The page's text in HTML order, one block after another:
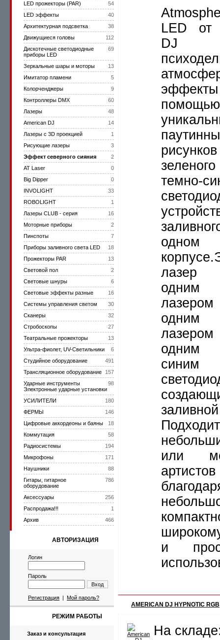
54
LED прожекторы (PAR)
40
LED эффекты
38
Архитектурная подсветка
112
Движущиеся головы
69
Дискотечные светодиодные
приборы LED
13
Зеркальные шары и моторы
5
Имитатор пламени
9
Колорченджеры
60
Контроллеры DMX
48
Лазеры
14
American DJ
1
Лазеры с 3D проекцией
3
Рисующие лазеры
2
Эффект северного сияния
0
AT Laser
0
Big Dipper
33
INVOLIGHT
1
ROBOLIGHT
16
Лазеры CLUB - серия
2
Моторные приборы
7
Пинспоты
18
Приборы заливного света LED
13
Прожекторы PAR
2
Световой пол
6
Световые шнуры
16
Световые эффекты разные
30
Системы управления светом
32
Сканеры
27
Стробоскопы
13
Театральные прожекторы
6
Ультра-фиолет, UV-Светильники
491
Студийное оборудование
157
Трансляционное оборудование
98
Ударные инструменты
Электронные ударные установки
180
УСИЛИТЕЛИ
146
ФЕРМЫ
18
Цифровые аккордеоны и баяны
58
Коммутация
194
Радиосистемы
171
Микрофоны
88
Наушники
786
Гитары, гитарное
оборудование
256
Аксессуары
1
Распродажа!!!
466
Архив
АВТОРИЗАЦИЯ
Логин
Пароль
Вход
Регистрация | Мой пароль?
РЕЖИМ РАБОТЫ
Заказ и консультация
LED от
DJ
помощью
темно-
одном
лазер
одним
одним
одним
синим
или
артистов
и
AMERICAN DJ HYPNOTIC RGB
На